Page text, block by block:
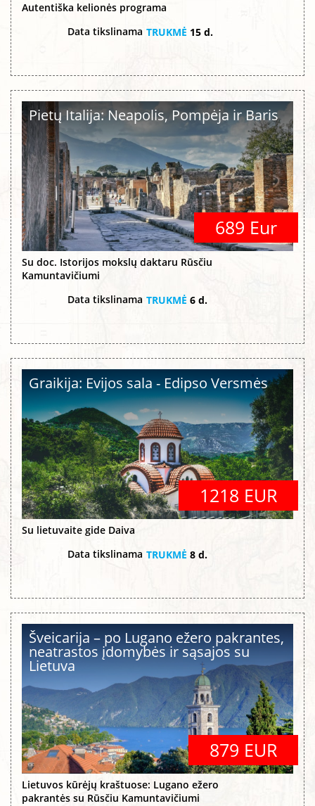
Autentiška kelionės programa
Data tikslinama TRUKMĖ 15 d.
Pietų Italija: Neapolis, Pompėja ir Baris
689 Eur
Su doc. Istorijos mokslų daktaru Rūsčiu
Kamuntavičiumi
Data tikslinama TRUKMĖ 6 d.
Graikija: Evijos sala - Edipso Versmės
1218 EUR
Su lietuvaite gide Daiva
Data tikslinama TRUKMĖ 8 d.
Šveicarija – po Lugano ežero pakrantes,
neatrastos įdomybės ir sąsajos su
Lietuva
879 EUR
Lietuvos kūrėjų kraštuose: Lugano ežero
pakrantės su Rūsčiu Kamuntavičiumi